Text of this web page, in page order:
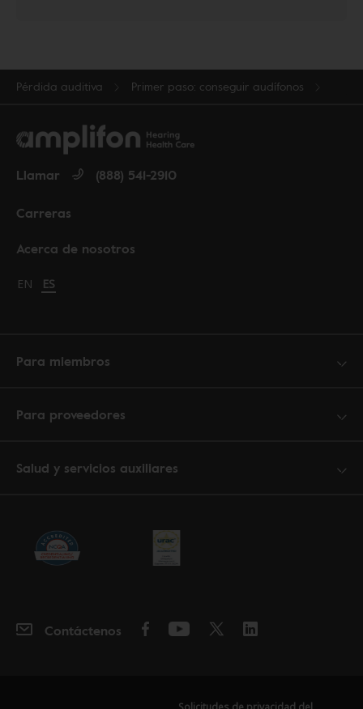
Pérdida auditiva Primer paso: conseguir audífonos
Acerca de nosotros
Carreras
Llamar (888) 541-2910
Change language to English
EN Cambiar idioma a español
ES
Para miembros
Para proveedores
Salud y servicios auxiliares
Contáctenos